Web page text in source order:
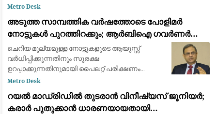
മരിച്ചവരുടെ എണ്ണം 95 ആയി ഉയർന്നു. 14
ആളുകളെയാണ് വെള്
Metro Desk
അടുത്ത സാമ്പത്തിക വർഷത്തോടെ പോളിമർ
നോട്ടുകൾ പുറത്തിറക്കും; ആർബിഐ ഗവർണർ
സഞ്ജയ് മൽഹോത്ര
ചെറിയ മൂല്യമുള്ള നോട്ടുകളുടെ ആയുസ്സ്
വർധിപ്പിക്കുന്നതിനും സുരക്ഷ
ഉറപ്പാക്കുന്നതിനുമായി പൈലറ്റ് പരീക്ഷണം
പുരോഗമിക്കുന്നു.
Metro Desk
റയൽ മാഡ്രിഡിൽ തുടരാൻ വിനീഷ്യസ് ജൂനിയർ;
കരാർ പുതുക്കാൻ ധാരണയായതായി